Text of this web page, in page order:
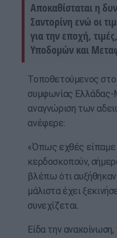
Αποκαθίσταται η
Σαντορίνη ενώ οι
για την εποχή,
Υποδομών και
Τοποθετούμενος
συμφωνίας Ελλάδας-
αναγνώριση των
ανέφερε:
«Όπως εχθές είπαμε
κερδοσκοπούν,
βλέπω ότι
μάλιστα έχει
συνεχίζεται.
Είδα την